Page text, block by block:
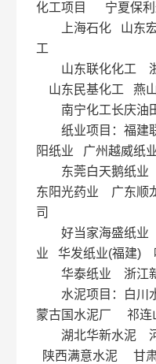
化工项目 宁夏保利
上海石化 山东
工
山东联化化工 浙
山东民基化工 燕
南宁化工长庆油
纸业项目：福建
阳纸业 广州越威纸
东莞白天鹅纸业
东阳光药业 广东顺
司
好当家海盛纸业
业 华发纸业(福建)
华泰纸业 浙江新
水泥项目：白川
蒙古国水泥厂 祁连
湖北华新水泥 河
陕西满意水泥 甘